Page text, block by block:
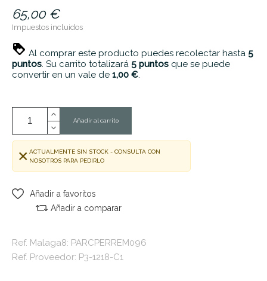
65,00 €
Impuestos incluidos
Al comprar este producto puedes recolectar hasta 5
puntos. Su carrito totalizará 5 puntos que se puede
convertir en un vale de 1,00 €.
Añadir al carrito
ACTUALMENTE SIN STOCK - CONSULTA CON
NOSOTROS PARA PEDIRLO
Añadir a favoritos
Añadir a comparar
Ref. Malaga8: PARCPERREM096
Ref. Proveedor: P3-1218-C1